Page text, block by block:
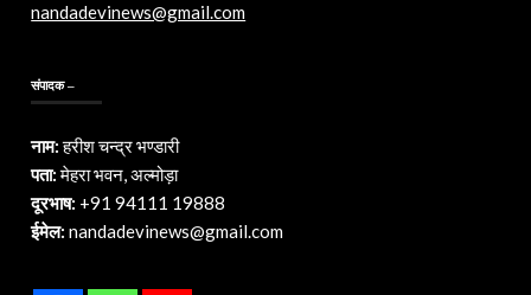
nandadevinews@gmail.com
संपादक –
नाम:हरीश चन्द्र भण्डारी
पता:मेहरा भवन, अल्मोड़ा
दूरभाष: +91 94111 19888
ईमेल:nandadevinews@gmail.com